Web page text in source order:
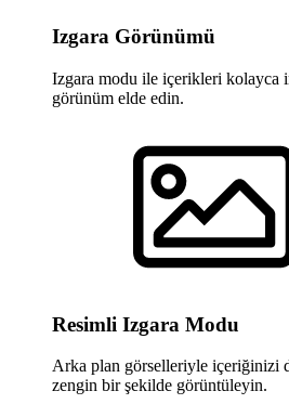
Izgara Görünümü
Izgara modu ile içerikleri kolayca
görünüm elde edin.
Resimli Izgara Modu
Arka plan görselleriyle içeriğinizi
zengin bir şekilde görüntüleyin.